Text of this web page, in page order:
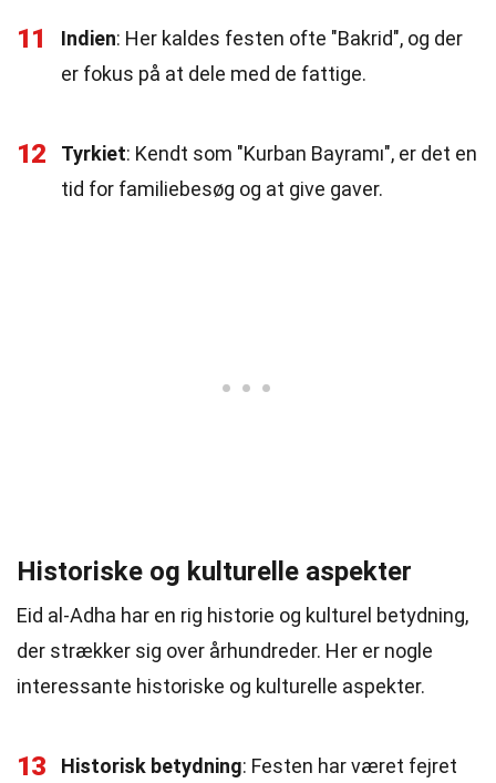
11 Indien: Her kaldes festen ofte "Bakrid", og der
er fokus på at dele med de fattige.
12 Tyrkiet: Kendt som "Kurban Bayramı", er det en
tid for familiebesøg og at give gaver.
Historiske og kulturelle aspekter
Eid al-Adha har en rig historie og kulturel betydning,
der strækker sig over århundreder. Her er nogle
interessante historiske og kulturelle aspekter.
13 Historisk betydning: Festen har været fejret